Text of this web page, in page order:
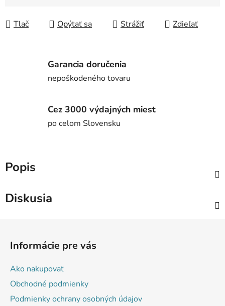
Tlač Opýtať sa Strážiť Zdieľať
Garancia doručenia
nepoškodeného tovaru
Cez 3000 výdajných miest
po celom Slovensku
Popis
Diskusia
Informácie pre vás
Ako nakupovať
Obchodné podmienky
Podmienky ochrany osobných údajov